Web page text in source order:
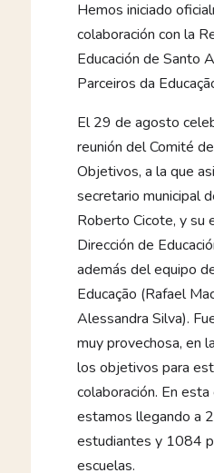
Hemos iniciado
colaboración con la
Educación de Santo
Parceiros da
El 29 de agosto
reunión del Comité
Objetivos, a la que
secretario municipal
Roberto Cicote, y su
Dirección de
además del equipo
Educação (Rafael
Alessandra Silva).
muy provechosa, en
los objetivos para
colaboración. En esta
estamos llegando a
estudiantes y 1084
escuelas.